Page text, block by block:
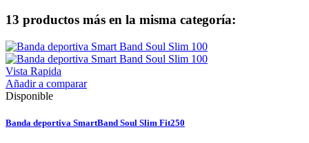
13 productos más en la misma categoría:
Vista Rapida
Añadir a comparar
Disponible
Banda deportiva SmartBand Soul Slim Fit250